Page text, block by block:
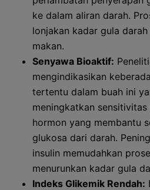
ke dalam aliran darah.
lonjakan kadar gula
makan.
Senyawa Bioaktif:
mengindikasikan
tertentu dalam buah ini
meningkatkan sensitivitas
hormon yang membantu
glukosa dari darah.
insulin memudahkan
menurunkan kadar gula
Indeks Glikemik Rendah: